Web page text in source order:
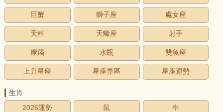
巨蟹 獅子座 處女座
天秤 天蠍座 射手
摩羯 水瓶 雙魚座
上升星座 星座專區 星座運勢
生肖
2026運勢
鼠 牛